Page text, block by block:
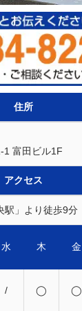
住所
1 富田ビル1F
アクセス
駅」より徒歩9分
水 木 金
/ ◯ ◯